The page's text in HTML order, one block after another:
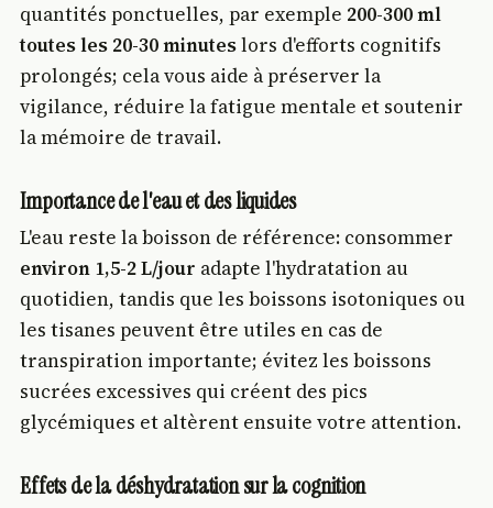
quantités ponctuelles, par exemple 200-300 ml
toutes les 20-30 minuteslors d'efforts cognitifs
prolongés; cela vous aide à préserver la
vigilance, réduire la fatigue mentale et soutenir
la mémoire de travail.
Importance de l'eau et des liquides
L'eau reste la boisson de référence: consommer
environ 1,5-2 L/jour adapte l'hydratation au
quotidien, tandis que les boissons isotoniques ou
les tisanes peuvent être utiles en cas de
transpiration importante; évitez les boissons
sucrées excessives qui créent des pics
glycémiques et altèrent ensuite votre attention.
Effets de la déshydratation sur la cognition